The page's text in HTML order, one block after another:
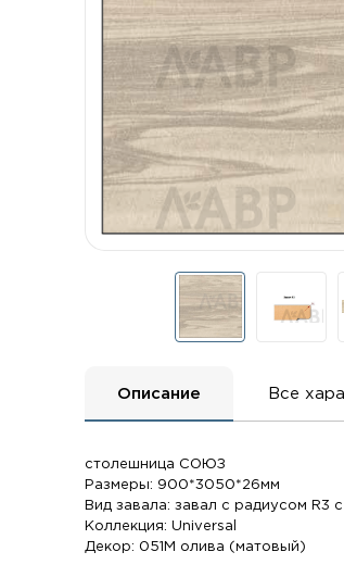
Описание Все
столешница СОЮЗ
Размеры: 900*3050*26мм
Вид завала: завал с радиусом R3
Коллекция: Universal
Декор: 051М олива (матовый)